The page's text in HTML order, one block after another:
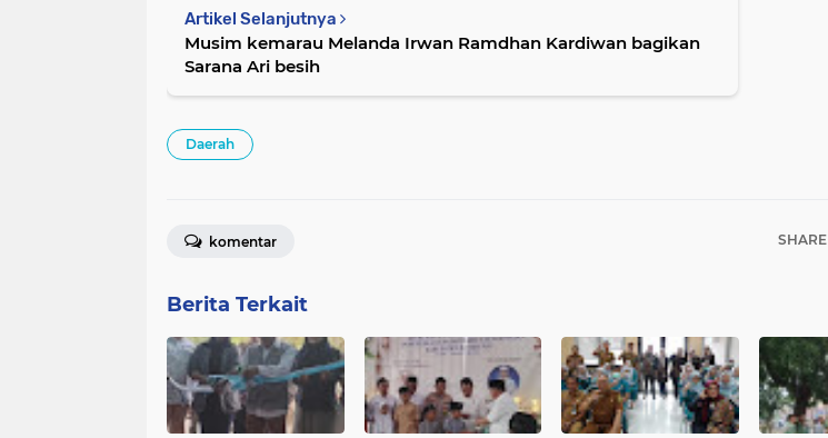
Artikel Selanjutnya
Musim kemarau Melanda Irwan Ramdhan Kardiwan bagikan
Sarana Ari besih
Daerah
SHARE
komentar
Berita Terkait